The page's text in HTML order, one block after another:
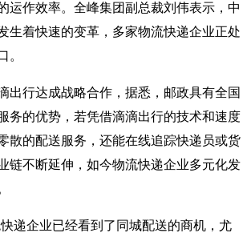
运作效率。全峰集团副总裁刘伟表示，中
生着快速的变革，多家物流快递企业正处
。
行达成战略合作，据悉，邮政具有全国
务的优势，若凭借滴滴出行的技术和速度
散的配送服务，还能在线追踪快递员或货
链不断延伸，如今物流快递企业多元化发
企业已经看到了同城配送的商机，尤